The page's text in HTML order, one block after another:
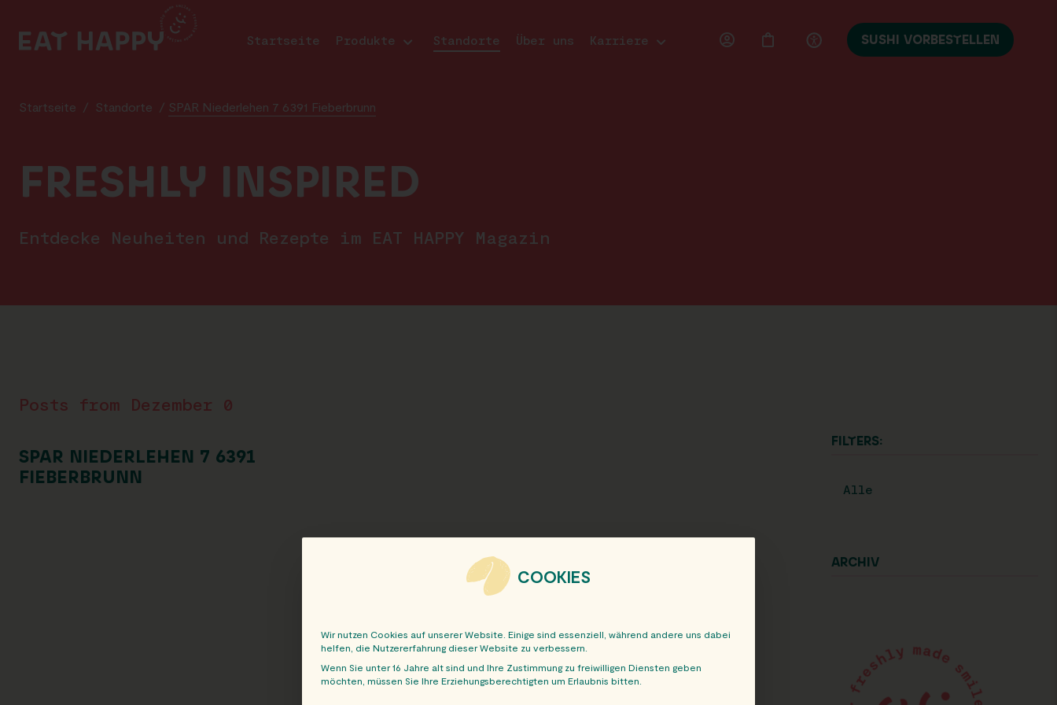
MAIN
Startseite Produkte Standorte Über uns Karriere SUSHI VORBESTELLEN
Startseite / Standorte / SPAR Niederlehen 7 6391 Fieberbrunn
FRESHLY INSPIRED
Entdecke Neuheiten und Rezepte im EAT HAPPY Magazin
Posts from Dezember 0
SPAR NIEDERLEHEN 7 6391
FIEBERBRUNN
FILTERS:
Alle
ARCHIV
COOKIES
Wir nutzen Cookies auf unserer Website. Einige sind essenziell, während andere uns dabei
helfen, die Nutzererfahrung dieser Website zu verbessern.
Wenn Sie unter 16 Jahre alt sind und Ihre Zustimmung zu freiwilligen Diensten geben
möchten, müssen Sie Ihre Erziehungsberechtigten um Erlaubnis bitten.